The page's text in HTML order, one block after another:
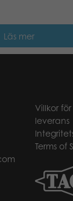
Läs mer
Villkor
leverans
Terms of